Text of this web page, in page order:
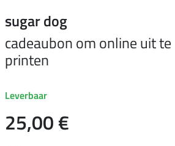
sugar dog
cadeaubon om online uit te
printen
Leverbaar
25,00 €